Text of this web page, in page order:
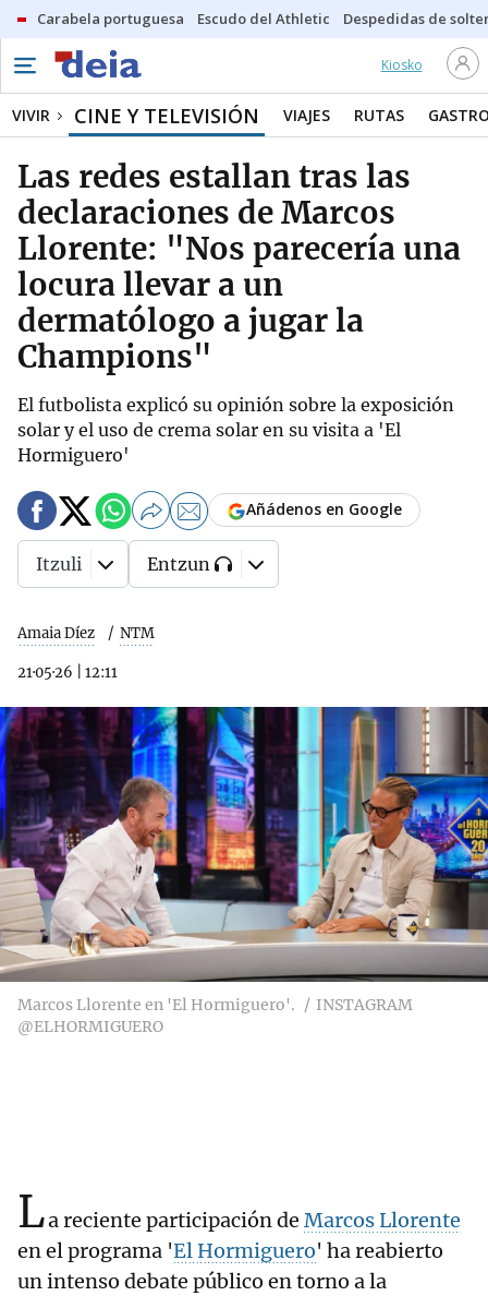
Carabela portuguesa Escudo del Athletic Despedidas de
Kiosko
VIVIR CINE Y TELEVISIÓN VIAJES RUTAS
Las redes estallan tras las
declaraciones de Marcos
Llorente: "Nos parecería una
locura llevar a un
dermatólogo a jugar la
Champions"
El futbolista explicó su opinión sobre la exposición
solar y el uso de crema solar en su visita a 'El
Hormiguero'
Amaia Díez NTM
21·05·26 12:11
Añádenos en Google
Itzuli Entzun
Marcos Llorente en 'El Hormiguero'.
INSTAGRAM
@ELHORMIGUERO
La reciente participación de Marcos Llorente
en el programa 'El Hormiguero' ha reabierto
un intenso debate público en torno a la